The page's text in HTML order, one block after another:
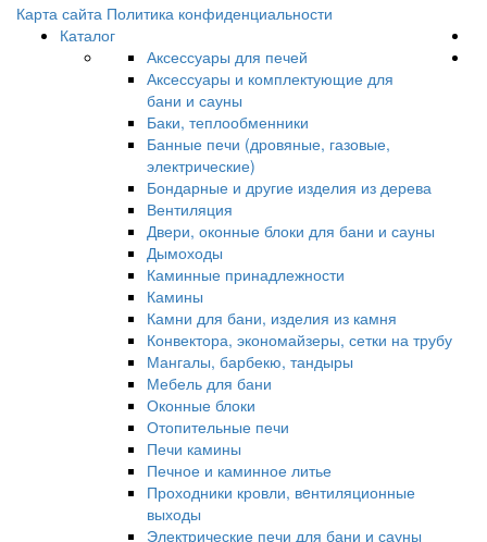
Карта сайта Политика конфиденциальности
Каталог
Аксессуары для печей
Аксессуары и комплектующие для
бани и сауны
Баки, теплообменники
Банные печи (дровяные, газовые,
электрические)
Бондарные и другие изделия из дерева
Вентиляция
Двери, оконные блоки для бани и сауны
Дымоходы
Каминные принадлежности
Камины
Камни для бани, изделия из камня
Конвектора, экономайзеры, сетки на трубу
Мангалы, барбекю, тандыры
Мебель для бани
Оконные блоки
Отопительные печи
Печи камины
Печное и каминное литье
Проходники кровли, вeнтиляционные
выходы
Электрические печи для бани и сауны